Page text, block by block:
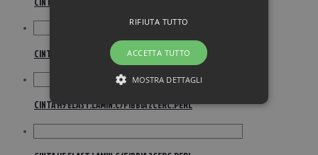
CINTA H5 ELAST.C/FIBBIA ESAG.LEGNO+INTRE
CINTA H5 ELAST.LAMIN.C/FIBBIA 2CERC.PERL
ACCETTA TUTTO
RIFIUTA TUTTO
MOSTRA DETTAGLI